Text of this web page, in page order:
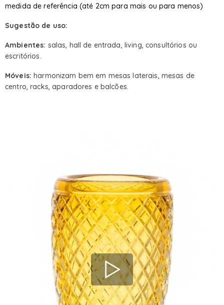
medida de referência (até 2cm para mais ou para menos)
Sugestão de uso:
Ambientes: salas, hall de entrada, living, consultórios ou
escritórios.
Móveis: harmonizam bem em mesas laterais, mesas de
centro, racks, aparadores e balcões.